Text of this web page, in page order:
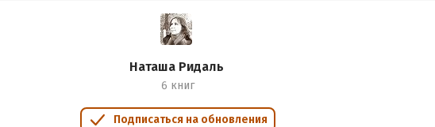
Наташа Ридаль
6 книг
Подписаться на обновления